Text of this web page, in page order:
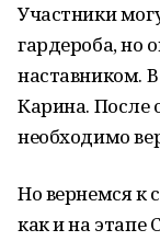
Участники
гардероба, но
наставником.
Карина. После
необходимо
Но вернемся к
как и на этапе